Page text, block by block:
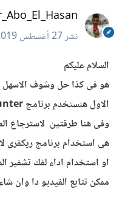
نشر27 أغسطس 2019
السلام عليكم
هو فى كذا حل وشوف الاسهل
الاول هنستخدم برنامج
وفى هنا طرقتين لاسترجاع
هى استخدام برنامج ريكفرى
او استخدام اداء لفك تشفير
ممكن تتابع الفيديو دا وان